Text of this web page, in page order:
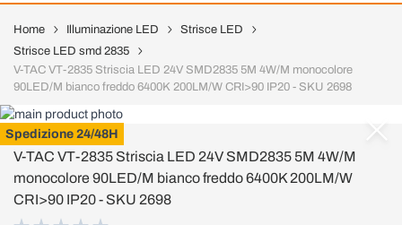
Home Illuminazione LED
Strisce LED
Strisce LED smd 2835
V-TAC VT-2835 Striscia LED 24V SMD2835 5M 4W/M monocolore
90LED/M bianco freddo 6400K 200LM/W CRI>90 IP20 - SKU 2698
Spedizione 24/48H
V-TAC
V-TAC VT-2835 Striscia LED 24V SMD2835 5M 4W/M
monocolore 90LED/M bianco freddo 6400K 200LM/W
CRI>90 IP20 - SKU 2698